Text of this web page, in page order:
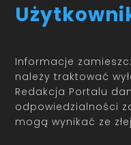
Informacje
należy traktować
Redakcja Portalu
odpowiedzialności
mogą wynikać ze